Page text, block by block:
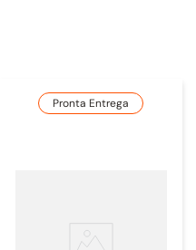
Pronta Entrega